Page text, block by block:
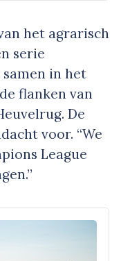
het agrarisch
serie
in het
flanken van
De
voor. “We
League